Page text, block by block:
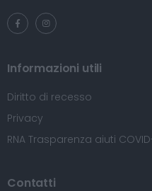
Informazioni utili
Diritto di recesso
Privacy
RNA Trasparenza aiuti
Contatti